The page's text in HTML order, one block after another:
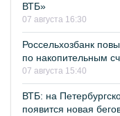
ВТБ»
07 августа 16:30
Россельхозбанк
по накопительным
07 августа 15:40
ВТБ: на
появится новая